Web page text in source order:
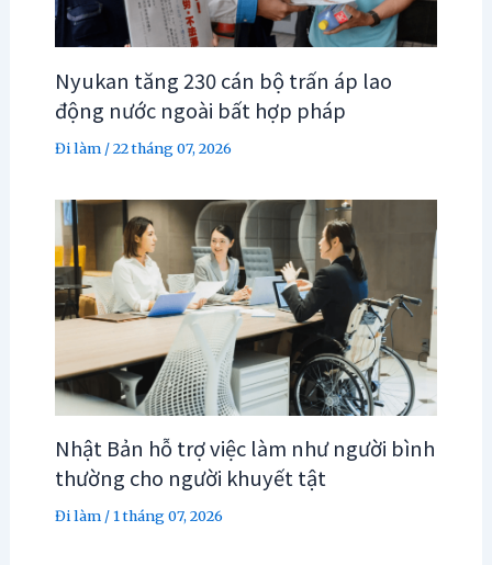
Nyukan tăng 230 cán bộ trấn áp lao
động nước ngoài bất hợp pháp
Đi làm/22 tháng 07, 2026
Nhật Bản hỗ trợ việc làm như người bình
thường cho người khuyết tật
Đi làm/1 tháng 07, 2026